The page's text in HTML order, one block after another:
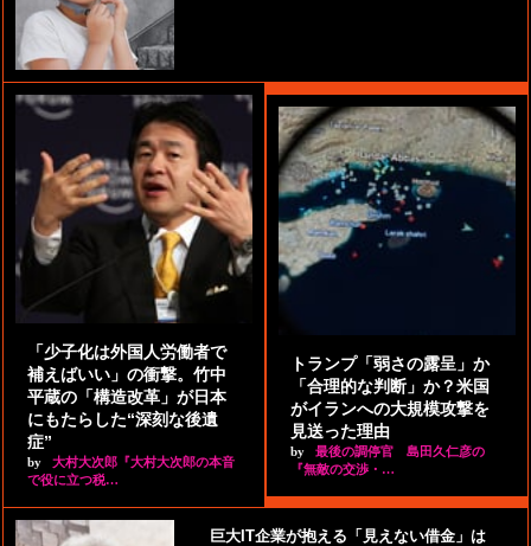
「少子化は外国人労働者で
補えばいい」の衝撃。竹中
平蔵の「構造改革」が日本
にもたらした“深刻な後遺
症”
by
大村大次郎『大村大次郎の本音
で役に立つ税…
トランプ「弱さの露呈」か
「合理的な判断」か？米国
がイランへの大規模攻撃を
見送った理由
by
最後の調停官 島田久仁彦の
『無敵の交渉・…
巨大IT企業が抱える「見えない借金」は